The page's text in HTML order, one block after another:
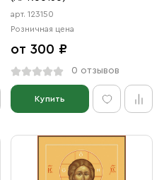
арт. 123150
Розничная цена
от 300 ₽
0 отзывов
Купить